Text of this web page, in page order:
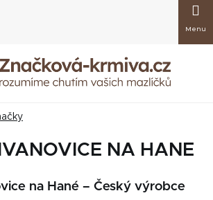
košík
NA HANE
na Hané – Český výrobce